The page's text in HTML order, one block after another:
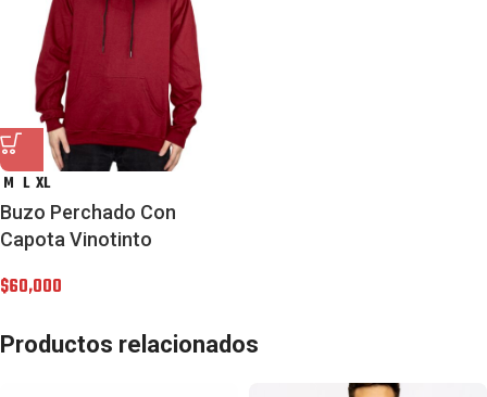
M L XL
Buzo Perchado Con
Capota Vinotinto
$60,000
Productos relacionados